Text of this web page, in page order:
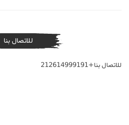
للاتصال بنا
للاتصال بنا+212614999191